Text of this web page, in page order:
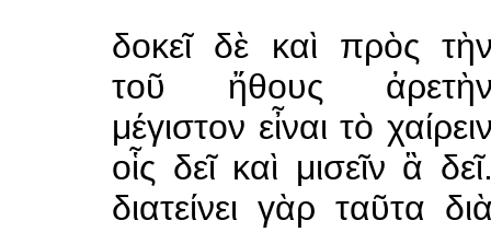
δοκεῖ δὲ καὶ πρὸς
τοῦ ἤθους
μέγιστον εἶναι τὸ
οἷς δεῖ καὶ μισεῖν ἃ
διατείνει γὰρ ταῦτα